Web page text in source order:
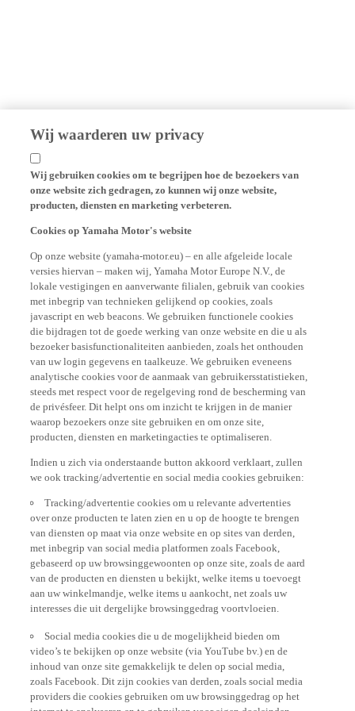
Wij waarderen uw privacy
Wij gebruiken cookies om te begrijpen hoe de bezoekers van
onze website zich gedragen, zo kunnen wij onze website,
producten, diensten en marketing verbeteren.
versies hiervan – maken wij, Yamaha Motor Europe N.V., de
lokale vestigingen en aanverwante filialen, gebruik van cookies
met inbegrip van technieken gelijkend op cookies, zoals
javascript en web beacons. We gebruiken functionele cookies
die bijdragen tot de goede werking van onze website en die u als
bezoeker basisfunctionaliteiten aanbieden, zoals het onthouden
van uw login gegevens en taalkeuze. We gebruiken eveneens
analytische cookies voor de aanmaak van gebruikersstatistieken,
steeds met respect voor de regelgeving rond de bescherming van
de privésfeer. Dit helpt ons om inzicht te krijgen in de manier
waarop bezoekers onze site gebruiken en om onze site,
producten, diensten en marketingacties te optimaliseren.
we ook tracking/advertentie en social media cookies gebruiken:
over onze producten te laten zien en u op de hoogte te brengen
van diensten op maat via onze website en op sites van derden,
met inbegrip van social media platformen zoals Facebook,
gebaseerd op uw browsinggewoonten op onze site, zoals de aard
van de producten en diensten u bekijkt, welke items u toevoegt
aan uw winkelmandje, welke items u aankocht, net zoals uw
interesses die uit dergelijke browsinggedrag voortvloeien.
video’s te bekijken op onze website (via YouTube bv.) en de
inhoud van onze site gemakkelijk te delen op social media,
zoals Facebook. Dit zijn cookies van derden, zoals social media
providers die cookies gebruiken om uw browsinggedrag op het
internet te analyseren en te gebruiken voor eigen doeleinden.